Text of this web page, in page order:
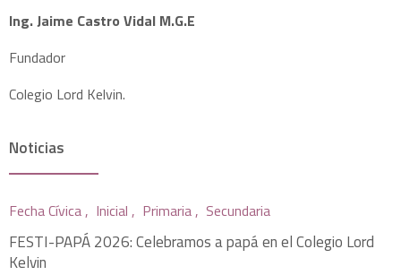
Ing. Jaime Castro Vidal M.G.E
Fundador
Colegio Lord Kelvin.
Noticias
Fecha Cívica , Inicial , Primaria , Secundaria
FESTI-PAPÁ 2026: Celebramos a papá en el Colegio Lord
Kelvin